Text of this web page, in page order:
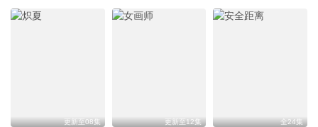
更新至08集 更新至12集 全24集